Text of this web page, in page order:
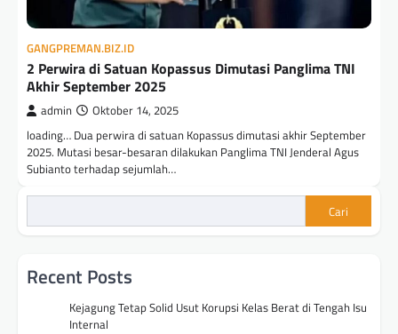
GANGPREMAN.BIZ.ID
2 Perwira di Satuan Kopassus Dimutasi Panglima TNI
Akhir September 2025
admin Oktober 14, 2025
loading… Dua perwira di satuan Kopassus dimutasi akhir September
2025. Mutasi besar-besaran dilakukan Panglima TNI Jenderal Agus
Subianto terhadap sejumlah…
Cari
Recent Posts
Kejagung Tetap Solid Usut Korupsi Kelas Berat di Tengah Isu
Internal